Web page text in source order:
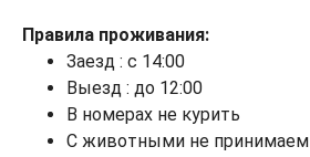
Правила проживания:
Заезд : с 14:00
Выезд : до 12:00
В номерах не курить
С животными не принимаем